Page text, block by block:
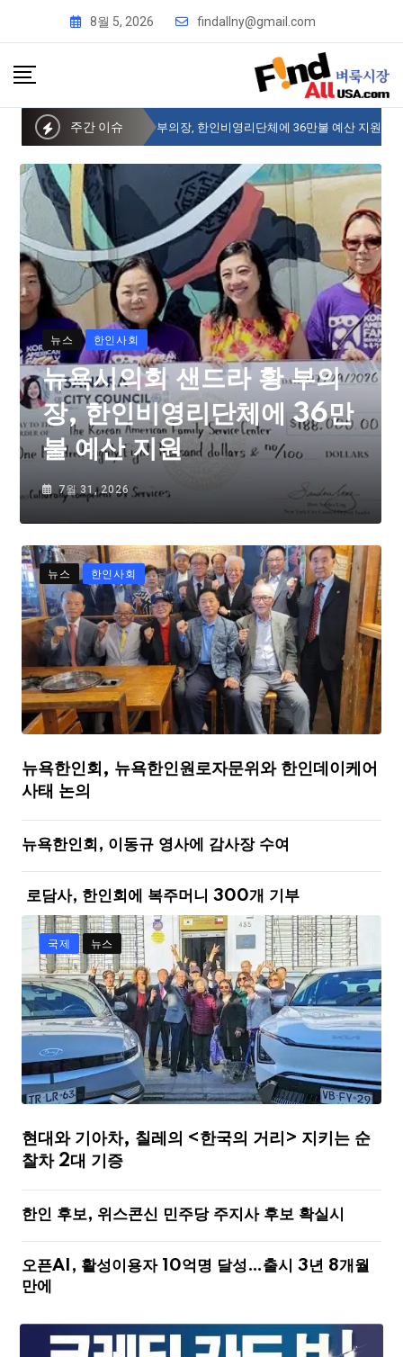
8월 5, 2026 findallny@gmail.com
주간 이슈
뉴욕시의회 샌드라 황 부의장, 한인비영리단체에 36만불 예산 지원
뉴스 한인사회
뉴욕시의회 샌드라 황 부의
장, 한인비영리단체에 36만
불 예산 지원
7월 31, 2026
뉴스 한인사회
뉴욕한인회, 뉴욕한인원로자문위와 한인데이케어
사태 논의
뉴욕한인회, 이동규 영사에 감사장 수여
로담사, 한인회에 복주머니 300개 기부
국제 뉴스
현대와 기아차, 칠레의 <한국의 거리> 지키는 순
찰차 2대 기증
한인 후보, 위스콘신 민주당 주지사 후보 확실시
오픈AI, 활성이용자 10억명 달성…출시 3년 8개월
만에